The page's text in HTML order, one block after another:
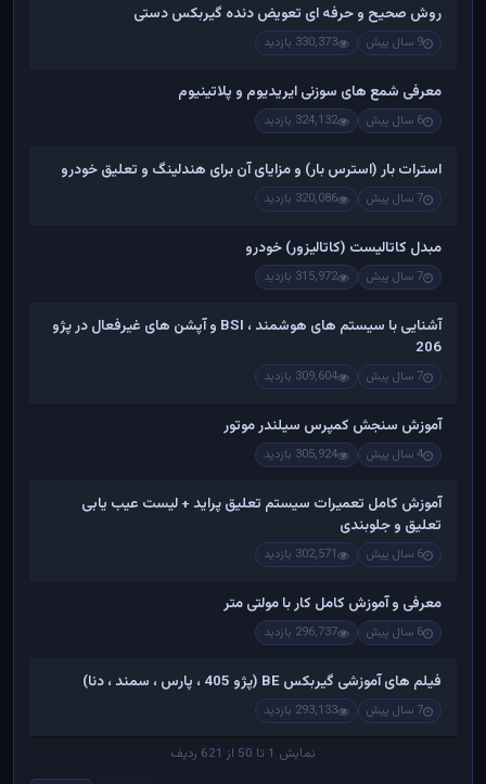
روش صحیح و حرفه ای تعویض دنده گیربکس دستی
9 سال پیش 330,373 بازدید
معرفی شمع های سوزنی ایریدیوم و پلاتینیوم
6 سال پیش 324,132 بازدید
استرات بار (استرس بار) و مزایای آن برای هندلینگ و تعلیق خودرو
7 سال پیش 320,086 بازدید
مبدل کاتالیست (کاتالیزور) خودرو
7 سال پیش 315,972 بازدید
آشنایی با سیستم های هوشمند ، BSI و آپشن های غیرفعال در پژو
206
7 سال پیش 309,604 بازدید
آموزش سنجش کمپرس سیلندر موتور
4 سال پیش 305,924 بازدید
آموزش کامل تعمیرات سیستم تعلیق پراید + لیست عیب یابی
تعلیق و جلوبندی
6 سال پیش 302,571 بازدید
معرفی و آموزش کامل کار با مولتی متر
6 سال پیش 296,737 بازدید
فیلم های آموزشی گیربکس BE (پژو 405 ، پارس ، سمند ، دنا)
7 سال پیش 293,133 بازدید
نمایش 1 تا 50 از 621 ردیف